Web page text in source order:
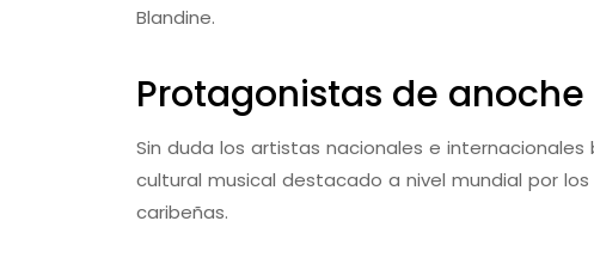
Blandine.
Protagonistas de anoche
Sin duda los artistas nacionales e
cultural musical destacado a nivel mundial por
caribeñas.